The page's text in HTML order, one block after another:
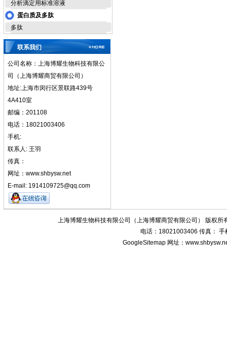
分析滴定用标准溶液
蛋白质及多肽
多肽
联系我们
公司名称：上海博耀生物科技有限公
司（上海博耀商贸有限公司）
地址:上海市闵行区景联路439号
4A410室
邮编：201108
电话：18021003406
手机:
联系人: 王羽
传真：
网址：www.shbysw.net
E-mail: 1914109725@qq.com
上海博耀生物科技有限公司（上海博耀商贸有限公司） 版权所
电话：18021003406 传真： 手
GoogleSitemap 网址：